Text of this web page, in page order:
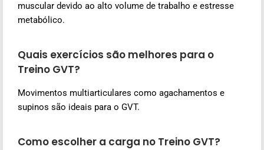
muscular devido ao alto volume de trabalho e estresse
metabólico.
Quais exercícios são melhores para o
Treino GVT?
Movimentos multiarticulares como agachamentos e
supinos são ideais para o GVT.
Como escolher a carga no Treino GVT?